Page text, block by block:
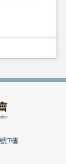
生卻過得自
7樓